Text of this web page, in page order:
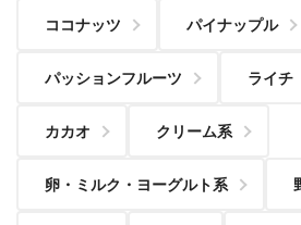
ココナッツ パイナップル
パッションフルーツ ライチ
カカオ クリーム系
卵・ミルク・ヨーグルト系